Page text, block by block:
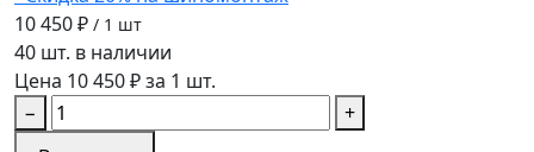
10 450 ₽ / 1 шт
40 шт. в наличии
Цена 10 450 ₽ за 1 шт.
−
+